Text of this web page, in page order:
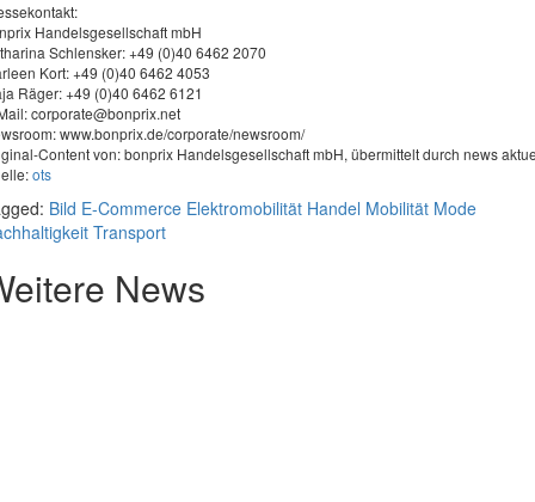
Handelsgesellschaft mbH
Schlensker: +49 (0)40 6462 2070
Kort: +49 (0)40 6462 4053
Räger: +49 (0)40 6462 6121
corporate@bonprix.net
www.bonprix.de/corporate/newsroom/
Content von: bonprix Handelsgesellschaft mbH, übermittelt durch news
ots
Bild E-Commerce Elektromobilität Handel Mobilität Mode
Transport
News